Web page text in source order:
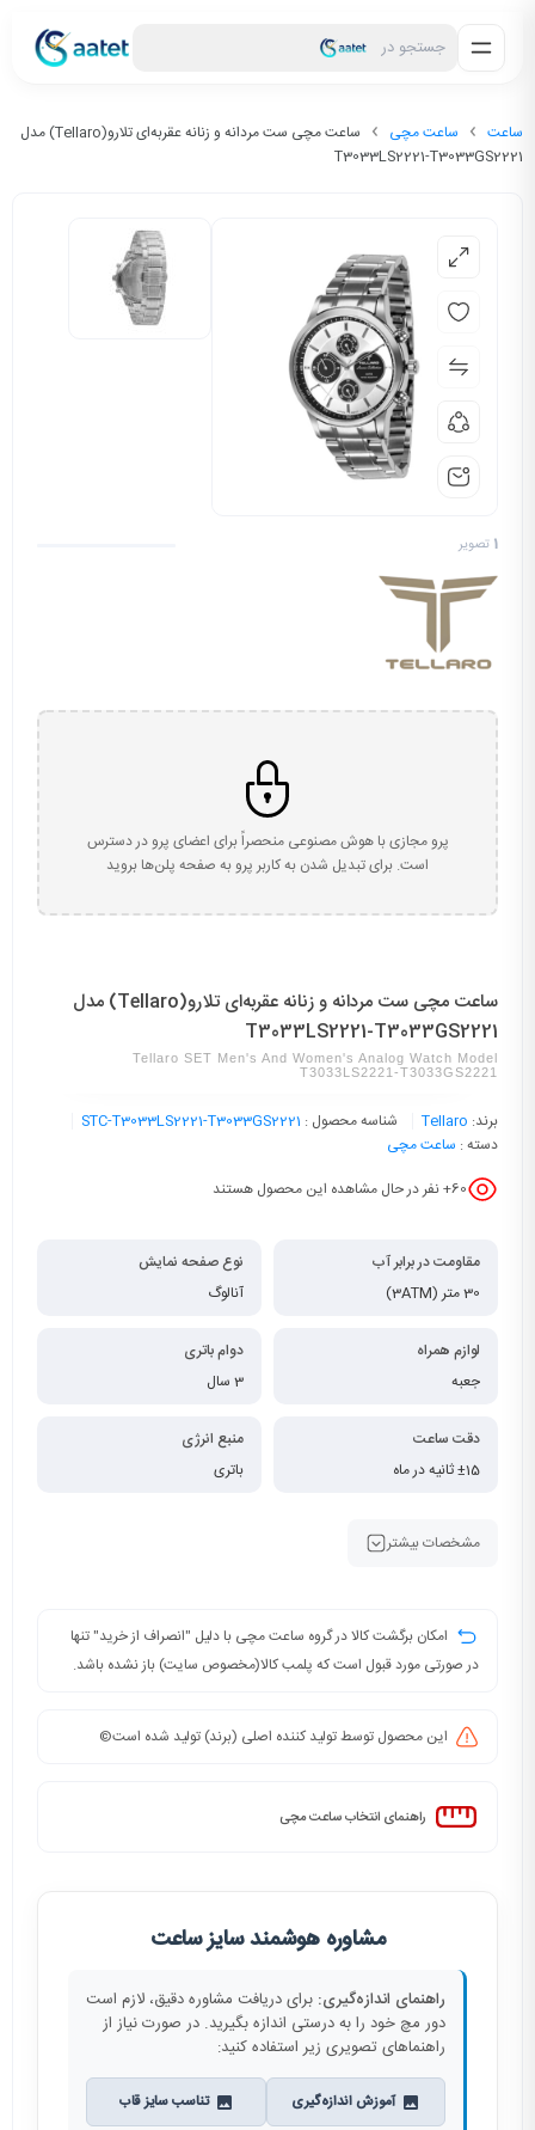
جستجو در
ساعت ساعت مچی
ساعت مچی ست مردانه و زنانه عقربه‌ای تلارو(Tellaro) مدل
T3033LS2221-T3033GS2221
1 تصویر
پرو مجازی با هوش مصنوعی منحصراً برای اعضای پرو در دسترس
است. برای تبدیل شدن به کاربر پرو به صفحه پلن‌ها بروید
ساعت مچی ست مردانه و زنانه عقربه‌ای تلارو(Tellaro) مدل
T3033LS2221-T3033GS2221
Tellaro SET Men's And Women's Analog Watch Model
T3033LS2221-T3033GS2221
برند: Tellaro شناسه محصول : STC-T3033LS2221-T3033GS2221
دسته : ساعت مچی
60+ نفر در حال مشاهده این محصول هستند
مقاومت در برابر آب
30 متر (3ATM)
نوع صفحه نمایش
آنالوگ
لوازم همراه
جعبه
دوام باتری
3 سال
دقت ساعت
±15 ثانیه در ماه
منبع انرژی
باتری
مشخصات بیشتر
امکان برگشت کالا در گروه ساعت مچی با دلیل "انصراف از خرید" تنها
در صورتی مورد قبول است که پلمب کالا(مخصوص سایت) باز نشده باشد.
این محصول توسط تولید کننده اصلی (برند) تولید شده است©️
راهنمای انتخاب ساعت مچی
مشاوره هوشمند سایز ساعت
راهنمای اندازه‌گیری: برای دریافت مشاوره دقیق، لازم است
دور مچ خود را به درستی اندازه بگیرید. در صورت نیاز از
راهنماهای تصویری زیر استفاده کنید:
آموزش اندازه‌گیری تناسب سایز قاب